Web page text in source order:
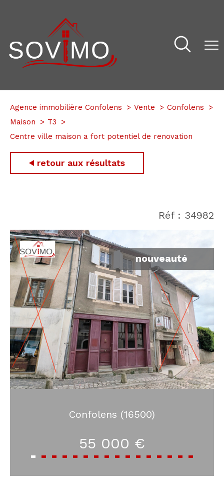
Agence immobilière Confolens Vente
Confolens
Maison
T3
Centre ville maison a fort potentiel de renovation
retour aux résultats
Réf : 34982
nouveauté
Confolens (16500)
55 000 €